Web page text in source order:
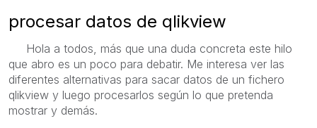
procesar datos de qlikview
Hola a todos, más que una duda concreta este hilo
que abro es un poco para debatir. Me interesa ver las
diferentes alternativas para sacar datos de un fichero
qlikview y luego procesarlos según lo que pretenda
mostrar y demás.